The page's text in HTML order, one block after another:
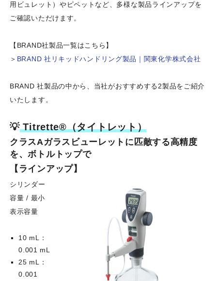
用ビュレット）やピペットなど、多様な製品ラインアップを
ご確認いただけます。
【BRAND社製品一覧はこちら】
＞ BRAND 社リキッドハンドリング製品｜関東化学株式会社
BRAND 社製品の中から、当社がおすすめする2製品をご紹介
いたします。
💡Titrette®（タイトレット）
クラスAガラスビューレットに匹敵する高精度
を、ボトルトップで
【ラインアップ】
シリンダー
容量 / 最小
表示容量
10 mL：
0.001 mL
25 mL：
0.001